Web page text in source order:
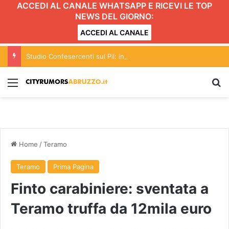
ACCEDI AL CANALE WHATSAPP E RICEVI LE TOP
NEWS DEL GIORNO:
ACCEDI AL CANALE
Menu
Home /Teramo
Teramo Prima Pagina
Finto carabiniere: sventata a
Teramo truffa da 12mila euro